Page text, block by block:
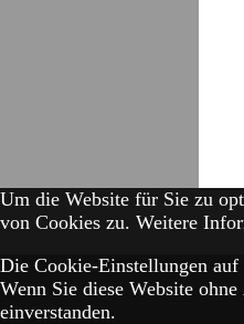
Um die Website für Sie zu
von Cookies zu. Weitere
Die Cookie-Einstellungen auf
Wenn Sie diese Website
einverstanden.